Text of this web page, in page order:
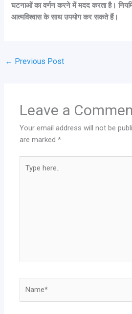
घटनाओं का वर्णन करने में मदद करता है।
आत्मविश्वास के साथ उपयोग कर सकते हैं।
← Previous Post
Leave a
Your email address will not be
are marked*
here..